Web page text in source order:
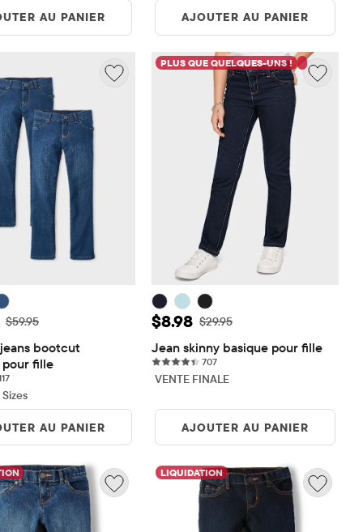
AU PANIER AJOUTER AU PANIER
$44.96
Prix ​​d'origine: $59.95
$59.95
bootcut
pour fille
117 reviews
AU PANIER
PLUS QUE QUELQUES-UNS !
Prix ​​de vente: $8.98
$8.98 Prix ​​d'origine: $29.95
$29.95
Jean skinny basique pour fille
707707 reviews
VENTE FINALE
AJOUTER AU PANIER
LIQUIDATION